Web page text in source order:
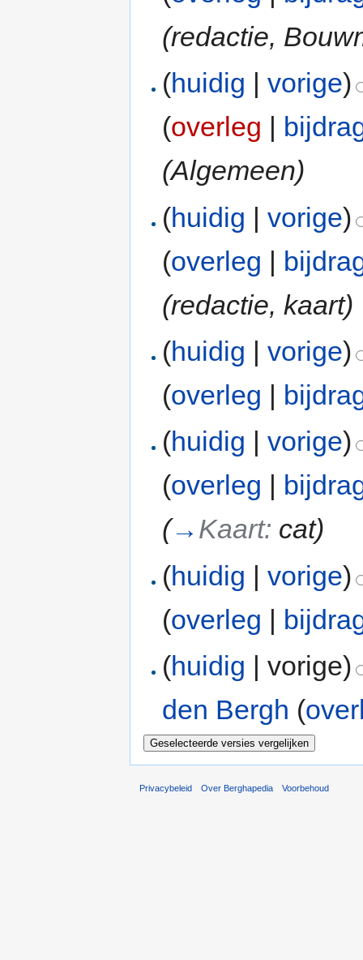
(redactie,
(huidig |vorige)
(overleg |
(Algemeen)
(huidig |vorige)
(overleg |
(redactie, kaart)
(huidig |vorige)
(overleg |
(huidig |vorige)
(overleg
(→ Kaart: cat)
(huidig |vorige)
(overleg |
(huidig | vorige)
den Bergh (
Privacybeleid Over Berghapedia Voorbehoud